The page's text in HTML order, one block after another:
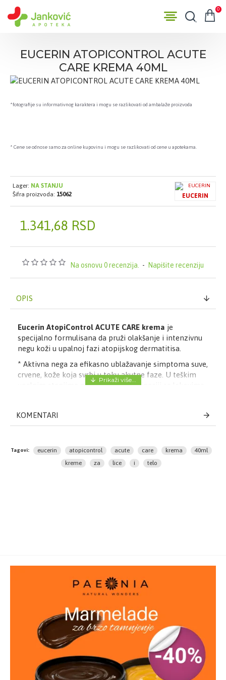
0
EUCERIN ATOPICONTROL ACUTE
CARE KREMA 40ML
*fotografije su informativnog karaktera i mogu se razlikovati od ambalaže proizvoda
* Cene se odnose samo za online kupovinu i mogu se razlikovati od cene u apotekama.
Na osnovu 0 recenzija. - Napišite recenziju
1.341,68 RSD
Lager: NA STANJU
Šifra proizvoda: 15062 EUCERIN
OPIS
Eucerin AtopiControl ACUTE CARE krema je
specijalno formulisana da pruži olakšanje i intenzivnu
negu koži u upalnoj fazi atopijskog dermatitisa.
* Aktivna nega za efikasno ublažavanje simptoma suve,
crvene, kože koja svrbi u toku akutne faze. U teškim
upalnim stanjima nanosi se u kombinaciji sa lekovima.
principa koji čine likokalkon A koji ima ulugu da
koncentracijom ceramida, jača barijernu funkciju kože,
smanjuje suvoću i oslobađa od svraba na senzornom
Delovanje Eucerin AtopiControl ACUTE CARE kreme:
Ublažava simptome suve, crvene kože koja svrbi i
značajno poboljšava izled kože u toku akutne faze.
Smanjuje upotrebu kortikosteroida tokom upalnih
Način upotrebe Eucerin AtopiControl ACUTE CARE
kreme:Nanosite na zahvaćena područja koliko god
često je potrebno. Moguć je povremeni osećaj hlađenja
ili blagog peckanja.
KOMENTARI
Tagovi: eucerin atopicontrol acute care krema
40ml
kreme
za lice i telo